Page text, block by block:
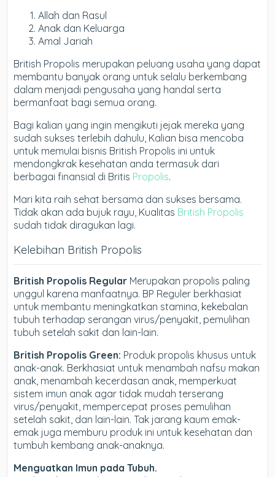
Allah dan Rasul
Anak dan Keluarga
Amal Jariah
British Propolis merupakan peluang usaha yang dapat
membantu banyak orang untuk selalu berkembang
dalam menjadi pengusaha yang handal serta
bermanfaat bagi semua orang.
Bagi kalian yang ingin mengikuti jejak mereka yang
sudah sukses terlebih dahulu, Kalian bisa mencoba
untuk memulai bisnis British Propolis ini untuk
mendongkrak kesehatan anda termasuk dari
berbagai finansial di Britis Propolis.
Mari kita raih sehat bersama dan sukses bersama.
Tidak akan ada bujuk rayu, Kualitas British Propolis
sudah tidak diragukan lagi.
Kelebihan British Propolis
British Propolis Regular Merupakan propolis paling
unggul karena manfaatnya. BP Reguler berkhasiat
untuk membantu meningkatkan stamina, kekebalan
tubuh terhadap serangan virus/penyakit, pemulihan
tubuh setelah sakit dan lain-lain.
British Propolis Green: Produk propolis khusus untuk
anak-anak. Berkhasiat untuk menambah nafsu makan
anak, menambah kecerdasan anak, memperkuat
sistem imun anak agar tidak mudah terserang
virus/penyakit, mempercepat proses pemulihan
setelah sakit, dan lain-lain. Tak jarang kaum emak-
emak juga memburu produk ini untuk kesehatan dan
tumbuh kembang anak-anaknya.
Menguatkan Imun pada Tubuh.